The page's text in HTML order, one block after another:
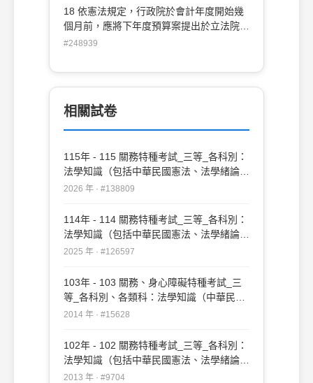
散後改選時 (D)總統新就任時
18 依憲法規定，行政院於會計年度開始幾
個月前，應將下年度預算案提出於立法院？
(A)一個月 (B)二個月 (C)三個月 (D)六個月
#248939
相關試卷
115年 - 115 關務特種考試_三等_各科別：
法學知識（包括中華民國憲法、法學緒論）
#138809
2026 年 · #138809
114年 - 114 關務特種考試_三等_各科別：
法學知識（包括中華民國憲法、法學緒論）
#126597
2025 年 · #126597
103年 - 103 關務、身心障礙特種考試_三
等_各科別、各類科：法學知識（中華民國
憲法）#15628
2014 年 · #15628
102年 - 102 關務特種考試_三等_各科別：
法學知識（包括中華民國憲法、法學緒論）
#9704
2013 年 · #9704